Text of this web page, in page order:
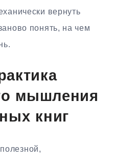
вернуть
понять, на чем
мышления
книг